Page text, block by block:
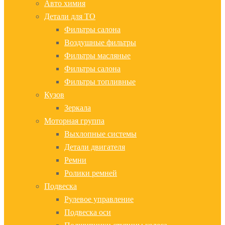
Авто химия
Детали для ТО
Фильтры салона
Воздушные фильтры
Фильтры масляные
Фильтры салона
Фильтры топливные
Кузов
Зеркала
Моторная группа
Выхлопные системы
Детали двигателя
Ремни
Ролики ремней
Подвеска
Рулевое управление
Подвеска оси